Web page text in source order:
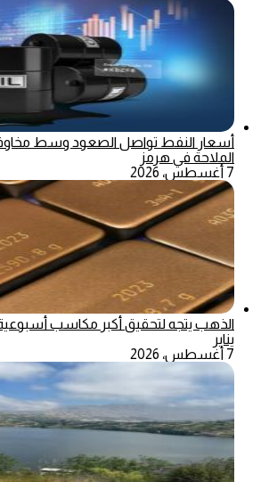
أسعار النفط تواصل الصعود وسط
الملاحة في هرمز
7 أغسطس، 2026
الذهب يتجه لتحقيق أكبر مكاسب أسبوعية
يناير
7 أغسطس، 2026